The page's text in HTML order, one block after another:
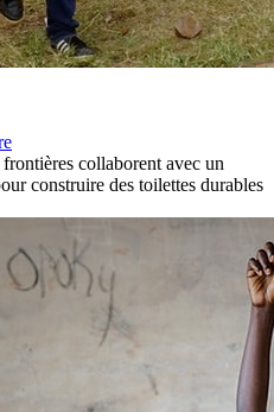
collaborent avec un
construire des toilettes durables